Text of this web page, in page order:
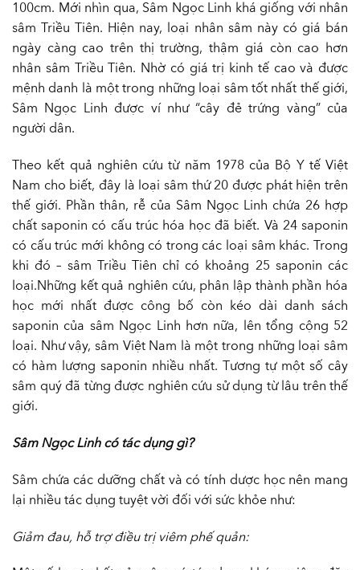
100cm. Mới nhìn qua, Sâm Ngọc Linh khá giống với nhân
sâm Triều Tiên. Hiện nay, loại nhân sâm này có giá bán
ngày càng cao trên thị trường, thậm giá còn cao hơn
nhân sâm Triều Tiên. Nhờ có giá trị kinh tế cao và được
mệnh danh là một trong những loại sâm tốt nhất thế giới,
Sâm Ngọc Linh được ví như “cây đẻ trứng vàng” của
người dân.
Theo kết quả nghiên cứu từ năm 1978 của Bộ Y tế Việt
Nam cho biết, đây là loại sâm thứ 20 được phát hiện trên
thế giới. Phần thân, rễ của Sâm Ngọc Linh chứa 26 hợp
chất saponin có cấu trúc hóa học đã biết. Và 24 saponin
có cấu trúc mới không có trong các loại sâm khác. Trong
khi đó – sâm Triều Tiên chỉ có khoảng 25 saponin các
loại.Những kết quả nghiên cứu, phân lập thành phần hóa
học mới nhất được công bố còn kéo dài danh sách
saponin của sâm Ngọc Linh hơn nữa, lên tổng cộng 52
loại. Như vậy, sâm Việt Nam là một trong những loại sâm
có hàm lượng saponin nhiều nhất. Tương tự một số cây
sâm quý đã từng được nghiên cứu sử dụng từ lâu trên thế
giới.
Sâm Ngọc Linh có tác dụng gì?
Sâm chứa các dưỡng chất và có tính dược học nên mang
lại nhiều tác dụng tuyệt vời đối với sức khỏe như:
Giảm đau, hỗ trợ điều trị viêm phế quản: